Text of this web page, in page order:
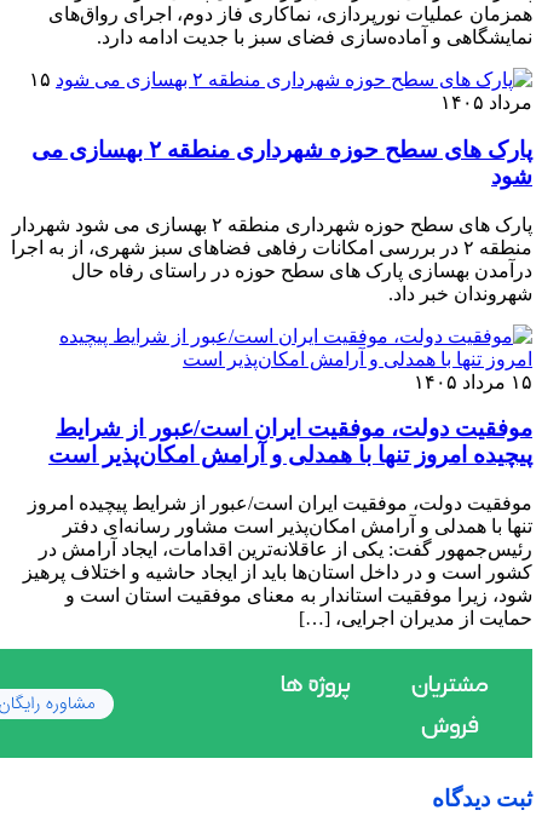
همزمان عملیات نورپردازی، نماکاری فاز دوم، اجرای رواق‌های
نمایشگاهی و آماده‌سازی فضای سبز با جدیت ادامه دارد.
۱۵
مرداد ۱۴۰۵
پارک های سطح حوزه شهرداری منطقه ۲ بهسازی می
شود
پارک های سطح حوزه شهرداری منطقه ۲ بهسازی می شود شهردار
منطقه ۲ در بررسی امکانات رفاهی فضاهای سبز شهری، از به اجرا
درآمدن بهسازی پارک های سطح حوزه در راستای رفاه حال
شهروندان خبر داد.
۱۵ مرداد ۱۴۰۵
موفقیت دولت، موفقیت ایران است/عبور از شرایط
پیچیده امروز تنها با همدلی و آرامش امکان‌پذیر است
موفقیت دولت، موفقیت ایران است/عبور از شرایط پیچیده امروز
تنها با همدلی و آرامش امکان‌پذیر است مشاور رسانه‌ای دفتر
رئیس‌جمهور گفت: یکی از عاقلانه‌ترین اقدامات، ایجاد آرامش در
کشور است و در داخل استان‌ها باید از ایجاد حاشیه و اختلاف پرهیز
شود، زیرا موفقیت استاندار به معنای موفقیت استان است و
حمایت از مدیران اجرایی، […]
ثبت دیدگاه